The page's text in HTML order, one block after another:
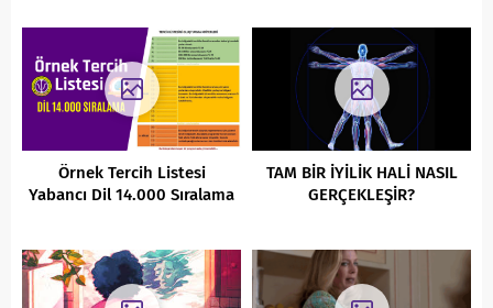
Örnek Tercih Listesi
Yabancı Dil 14.000 Sıralama
TAM BİR İYİLİK HALİ NASIL
GERÇEKLEŞİR?